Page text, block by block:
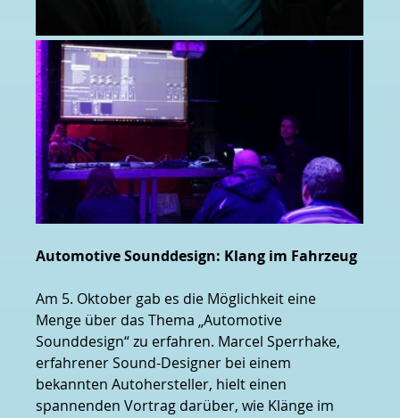
Automotive Sounddesign: Klang im Fahrzeug
Am 5. Oktober gab es die Möglichkeit eine
Menge über das Thema „Automotive
Sounddesign“ zu erfahren. Marcel Sperrhake,
erfahrener Sound-Designer bei einem
bekannten Autohersteller, hielt einen
spannenden Vortrag darüber, wie Klänge im